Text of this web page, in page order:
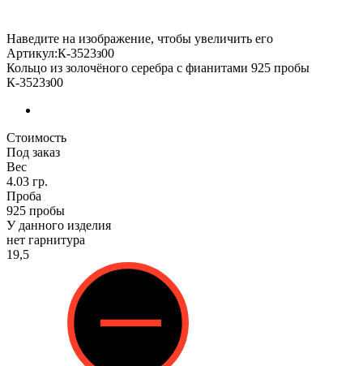
Наведите на изображение, чтобы увеличить его
Артикул:К-3523з00
Кольцо из золочёного серебра с фианитами 925 пробы
К-3523з00
Стоимость
Под заказ
Вес
4.03 гр.
Проба
925 пробы
У данного изделия
нет гарнитура
19,5